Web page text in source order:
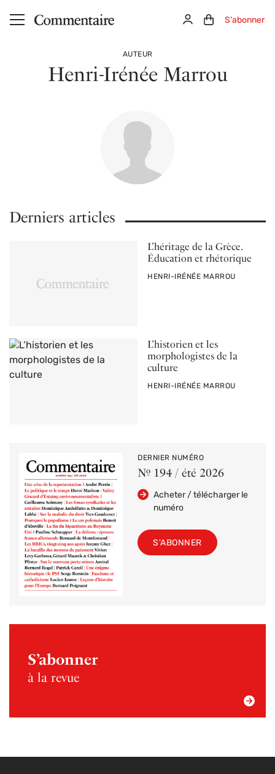
Aller au contenu principal ConnexionPanier (0)
S'abonner
AUTEUR
Henri-Irénée Marrou
Derniers articles
L’héritage de la Grèce.
Éducation et rhétorique
PAR
HENRI-IRÉNÉE MARROU
L’historien et les
morphologistes de la
culture
PAR
HENRI-IRÉNÉE MARROU
DERNIER NUMÉRO
Nº 194 / été 2026
Acheter / télécharger le
numéro
S'ABONNER
S’abonner
à la revue